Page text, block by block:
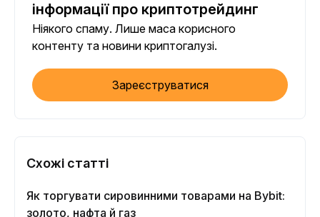
інформації про криптотрейдинг
Ніякого спаму. Лише маса корисного
контенту та новини криптогалузі.
Зареєструватися
Схожі статті
Як торгувати сировинними товарами на Bybit:
золото, нафта й газ